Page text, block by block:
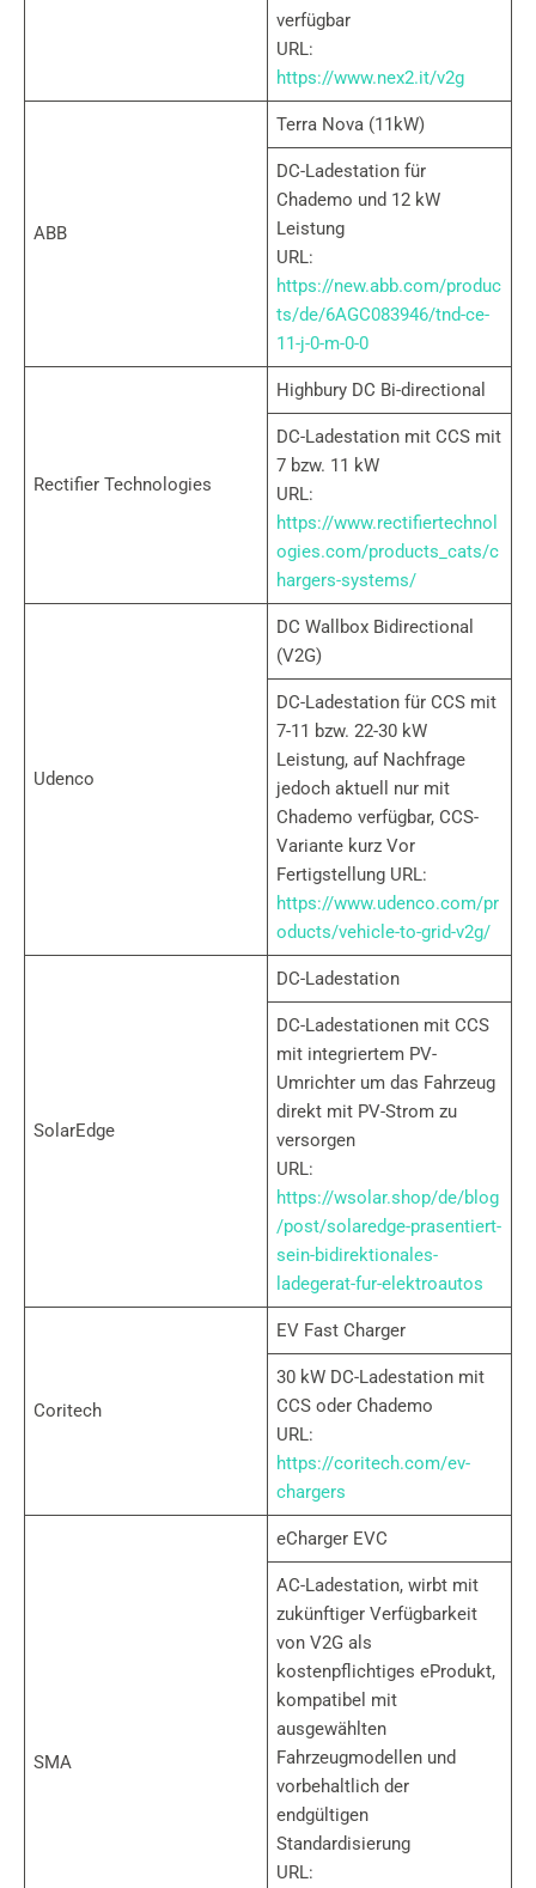
verfügbar
URL:
https://www.nex2.it/v2g
ABB
Terra Nova (11kW)
DC-Ladestation für
Chademo und 12 kW
Leistung
URL:
https://new.abb.com/produc
ts/de/6AGC083946/tnd-ce-
11-j-0-m-0-0
Rectifier Technologies
Highbury DC Bi-directional
DC-Ladestation mit CCS mit
7 bzw. 11 kW
URL:
https://www.rectifiertechnol
ogies.com/products_cats/c
hargers-systems/
Udenco
DC Wallbox Bidirectional
(V2G)
DC-Ladestation für CCS mit
7-11 bzw. 22-30 kW
Leistung, auf Nachfrage
jedoch aktuell nur mit
Chademo verfügbar, CCS-
Variante kurz Vor
Fertigstellung URL:
https://www.udenco.com/pr
oducts/vehicle-to-grid-v2g/
SolarEdge
DC-Ladestation
DC-Ladestationen mit CCS
mit integriertem PV-
Umrichter um das Fahrzeug
direkt mit PV-Strom zu
versorgen
URL:
https://wsolar.shop/de/blog
/post/solaredge-prasentiert-
sein-bidirektionales-
ladegerat-fur-elektroautos
Coritech
EV Fast Charger
30 kW DC-Ladestation mit
CCS oder Chademo
URL:
https://coritech.com/ev-
chargers
SMA
eCharger EVC
AC-Ladestation, wirbt mit
zukünftiger Verfügbarkeit
von V2G als
kostenpflichtiges eProdukt,
kompatibel mit
ausgewählten
Fahrzeugmodellen und
vorbehaltlich der
endgültigen
Standardisierung
URL: